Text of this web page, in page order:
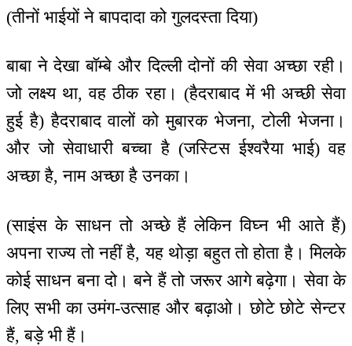
(तीनों भाईयों ने बापदादा को गुलदस्ता दिया)
बाबा ने देखा बॉम्बे और दिल्ली दोनों की सेवा अच्छा रही।
जो लक्ष्य था, वह ठीक रहा। (हैदराबाद में भी अच्छी सेवा
हुई है) हैदराबाद वालों को मुबारक भेजना, टोली भेजना।
और जो सेवाधारी बच्चा है (जस्टिस ईश्वरैया भाई) वह
अच्छा है, नाम अच्छा है उनका।
(साइंस के साधन तो अच्छे हैं लेकिन विघ्न भी आते हैं)
अपना राज्य तो नहीं है, यह थोड़ा बहुत तो होता है। मिलके
कोई साधन बना दो। बने हैं तो जरूर आगे बढ़ेगा। सेवा के
लिए सभी का उमंग-उत्साह और बढ़ाओ। छोटे छोटे सेन्टर
हैं, बड़े भी हैं।